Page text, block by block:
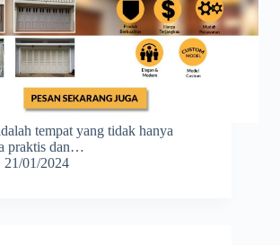
tempat yang tidak hanya
praktis dan…
21/01/2024